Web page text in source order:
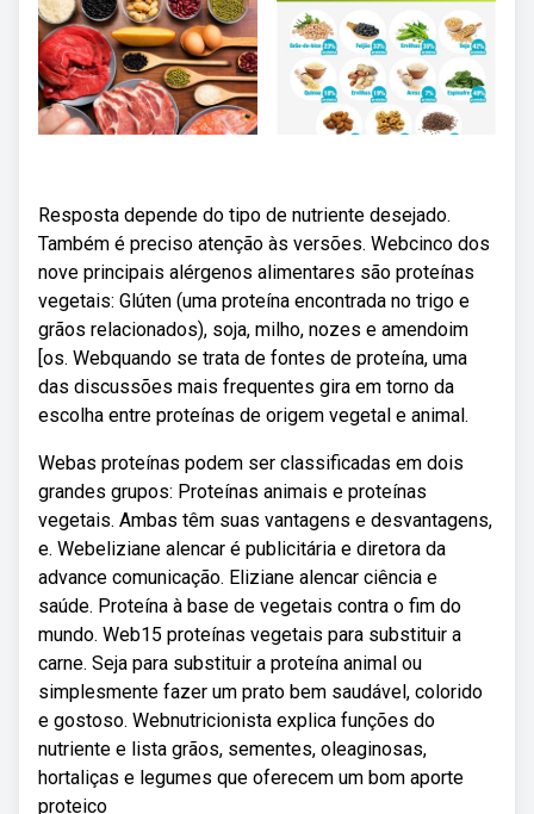
Resposta depende do tipo de nutriente desejado.
Também é preciso atenção às versões. Webcinco dos
nove principais alérgenos alimentares são proteínas
vegetais: Glúten (uma proteína encontrada no trigo e
grãos relacionados), soja, milho, nozes e amendoim
[os. Webquando se trata de fontes de proteína, uma
das discussões mais frequentes gira em torno da
escolha entre proteínas de origem vegetal e animal.
Webas proteínas podem ser classificadas em dois
grandes grupos: Proteínas animais e proteínas
vegetais. Ambas têm suas vantagens e desvantagens,
e. Webeliziane alencar é publicitária e diretora da
advance comunicação. Eliziane alencar ciência e
saúde. Proteína à base de vegetais contra o fim do
mundo. Web15 proteínas vegetais para substituir a
carne. Seja para substituir a proteína animal ou
simplesmente fazer um prato bem saudável, colorido
e gostoso. Webnutricionista explica funções do
nutriente e lista grãos, sementes, oleaginosas,
hortaliças e legumes que oferecem um bom aporte
proteico